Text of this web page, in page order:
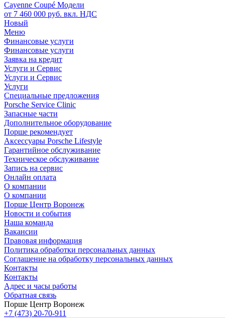
Cayenne Coupé Модели
от 7 460 000 руб. вкл. НДС
Новый
Меню
Финансовые услуги
Финансовые услуги
Заявка на кредит
Услуги и Сервис
Услуги и Сервис
Услуги
Специальные предложения
Porsche Service Clinic
Запасные части
Дополнительное оборудование
Порше рекомендует
Аксессуары Porsche Lifestyle
Гарантийное обслуживание
Техническое обслуживание
Запись на сервис
Онлайн оплата
О компании
О компании
Порше Центр Воронеж
Новости и события
Наша команда
Вакансии
Правовая информация
Политика обработки персональных данных
Соглашение на обработку персональных данных
Контакты
Контакты
Адрес и часы работы
Обратная связь
Порше Центр Воронеж
+7 (473) 20-70-911